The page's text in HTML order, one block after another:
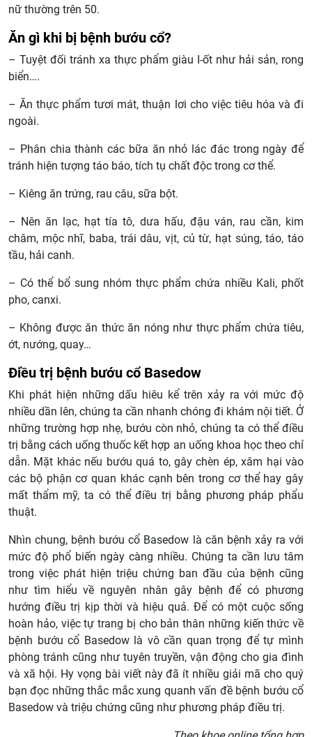
nữ thường trên 50.
Ăn gì khi bị bệnh bướu cổ?
– Tuyệt đối tránh xa thực phẩm giàu I-ốt như hải sản, rong
biển….
– Ăn thực phẩm tươi mát, thuận lơi cho việc tiêu hóa và đi
ngoài.
– Phân chia thành các bữa ăn nhỏ lác đác trong ngày để
tránh hiện tượng táo báo, tích tụ chất độc trong cơ thể.
– Kiêng ăn trứng, rau câu, sữa bột.
– Nên ăn lạc, hạt tía tô, dưa hấu, đậu ván, rau cần, kim
châm, mộc nhĩ, baba, trái dâu, vịt, củ từ, hạt súng, táo, táo
tầu, hải canh.
– Có thể bổ sung nhóm thực phẩm chứa nhiều Kali, phốt
pho, canxi.
– Không được ăn thức ăn nóng như thực phẩm chứa tiêu,
ớt, nướng, quay…
Điều trị bệnh bướu cổ Basedow
Khi phát hiện những dấu hiêu kể trên xảy ra với mức độ
nhiều dần lên, chúng ta cần nhanh chóng đi khám nội tiết. Ở
những trường hợp nhẹ, bướu còn nhỏ, chúng ta có thể điều
trị bằng cách uống thuốc kết hợp an uống khoa học theo chỉ
dẫn. Mặt khác nếu bướu quá to, gây chèn ép, xâm hại vào
các bộ phận cơ quan khác cạnh bên trong cơ thể hay gây
mất thẩm mỹ, ta có thể điều trị bằng phương pháp phẩu
thuật.
Nhìn chung, bệnh bướu cổ Basedow là căn bệnh xảy ra với
mức độ phổ biến ngày càng nhiều. Chúng ta cần lưu tâm
trong việc phát hiện triệu chứng ban đầu của bệnh cũng
như tìm hiểu về nguyên nhân gây bệnh để có phương
hướng điều trị kịp thời và hiệu quả. Để có một cuộc sống
hoàn hảo, việc tự trang bị cho bản thân những kiến thức về
bệnh bướu cổ Basedow là vô cần quan trọng để tự mình
phòng tránh cũng như tuyên truyền, vận động cho gia đình
và xã hội. Hy vọng bài viết này đã ít nhiều giải mã cho quý
bạn đọc những thắc mắc xung quanh vấn đề bệnh bướu cổ
Basedow và triệu chứng cũng như phương pháp điều trị.